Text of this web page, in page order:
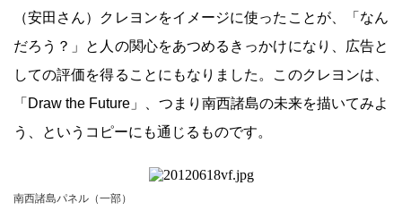
（安田さん）クレヨンをイメージに使ったことが、「なん
だろう？」と人の関心をあつめるきっかけになり、広告と
しての評価を得ることにもなりました。このクレヨンは、
「Draw the Future」、つまり南西諸島の未来を描いてみよ
う、というコピーにも通じるものです。
南西諸島パネル（一部）